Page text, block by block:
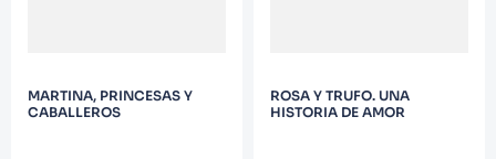
MARTINA, PRINCESAS Y
CABALLEROS
ROSA Y TRUFO. UNA
HISTORIA DE AMOR